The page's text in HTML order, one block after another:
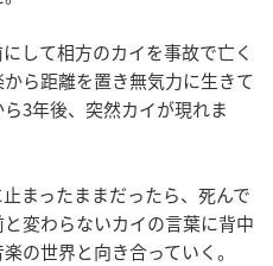
して相方のカイを事故で亡く
ら距離を置き無気力に生きて
3年後、突然カイが現れま
まったままだったら、死んで
変わらないカイの言葉に背中
の世界と向き合っていく。